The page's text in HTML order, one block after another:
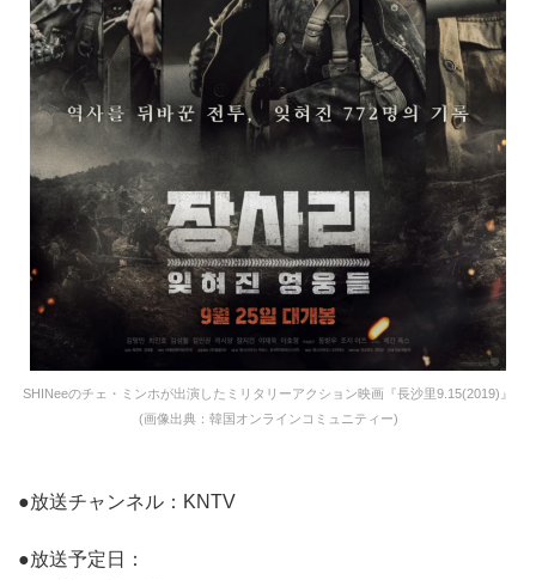
SHINeeのチェ・ミンホが出演したミリタリーアクション映画『長沙里9.15(2019)』
(画像出典：韓国オンラインコミュニティー)
●放送チャンネル：KNTV
●放送予定日：